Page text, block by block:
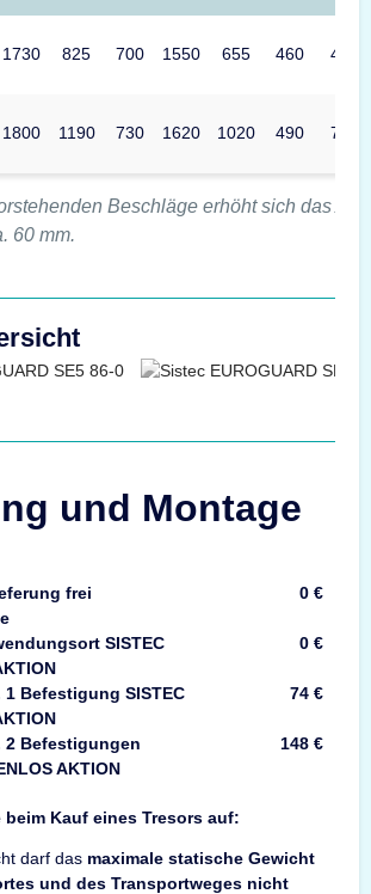
1730 825 700 1550 655 460 451
1800 1190 730 1620 1020 490 735
Beschläge erhöht sich das
60 mm.
und Montage
frei
0 €
SISTEC
0 €
Befestigung SISTEC
74 €
2 Befestigungen
AKTION
148 €
beim Kauf eines Tresors auf:
darf das maximale statische Gewicht
und des Transportweges nicht